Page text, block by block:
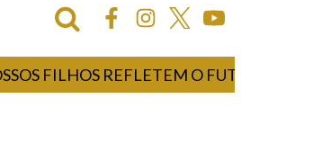
REFLETEM O FUTURO E NOS